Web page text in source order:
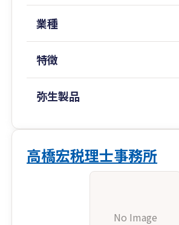
業種
特徴
弥生製品
高橋宏税理士事務所
No Image